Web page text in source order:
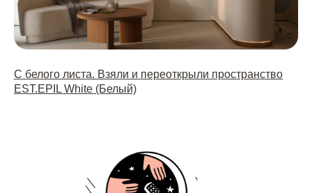
С белого листа. Взяли и переоткрыли пространство
EST.EPIL White (Белый)